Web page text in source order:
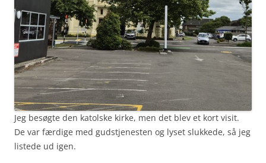
Jeg besøgte den katolske kirke, men det blev et kort visit.
De var færdige med gudstjenesten og lyset slukkede, så jeg
listede ud igen.